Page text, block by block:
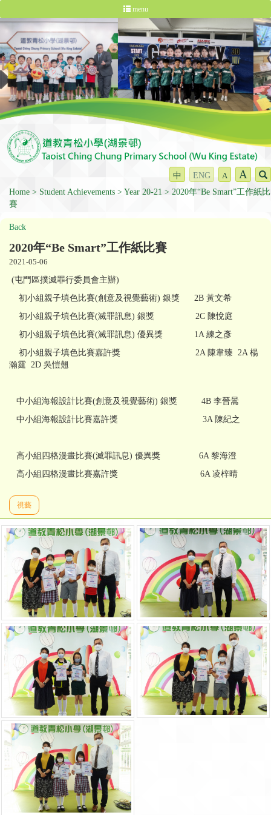
menu
中 ENG A A
Home Student Achievements Year 20-21
2020年“Be Smart”工作紙比
賽
Back
2020年“Be Smart”工作紙比賽
2021-05-06
(屯門區撲滅罪行委員會主辦)
初小組親子填色比賽(創意及視覺藝術) 銀獎 2B 黃文希
初小組親子填色比賽(滅罪訊息) 銀獎 2C 陳悅庭
初小組親子填色比賽(滅罪訊息) 優異獎 1A 練之彥
初小組親子填色比賽嘉許獎 2A 陳韋臻 2A 楊
瀚霆 2D 吳愷翹
中小組海報設計比賽(創意及視覺藝術) 銀獎 4B 李晉暠
中小組海報設計比賽嘉許獎 3A 陳紀之
高小組四格漫畫比賽(滅罪訊息) 優異獎 6A 黎海澄
高小組四格漫畫比賽嘉許獎 6A 凌梓晴
視藝